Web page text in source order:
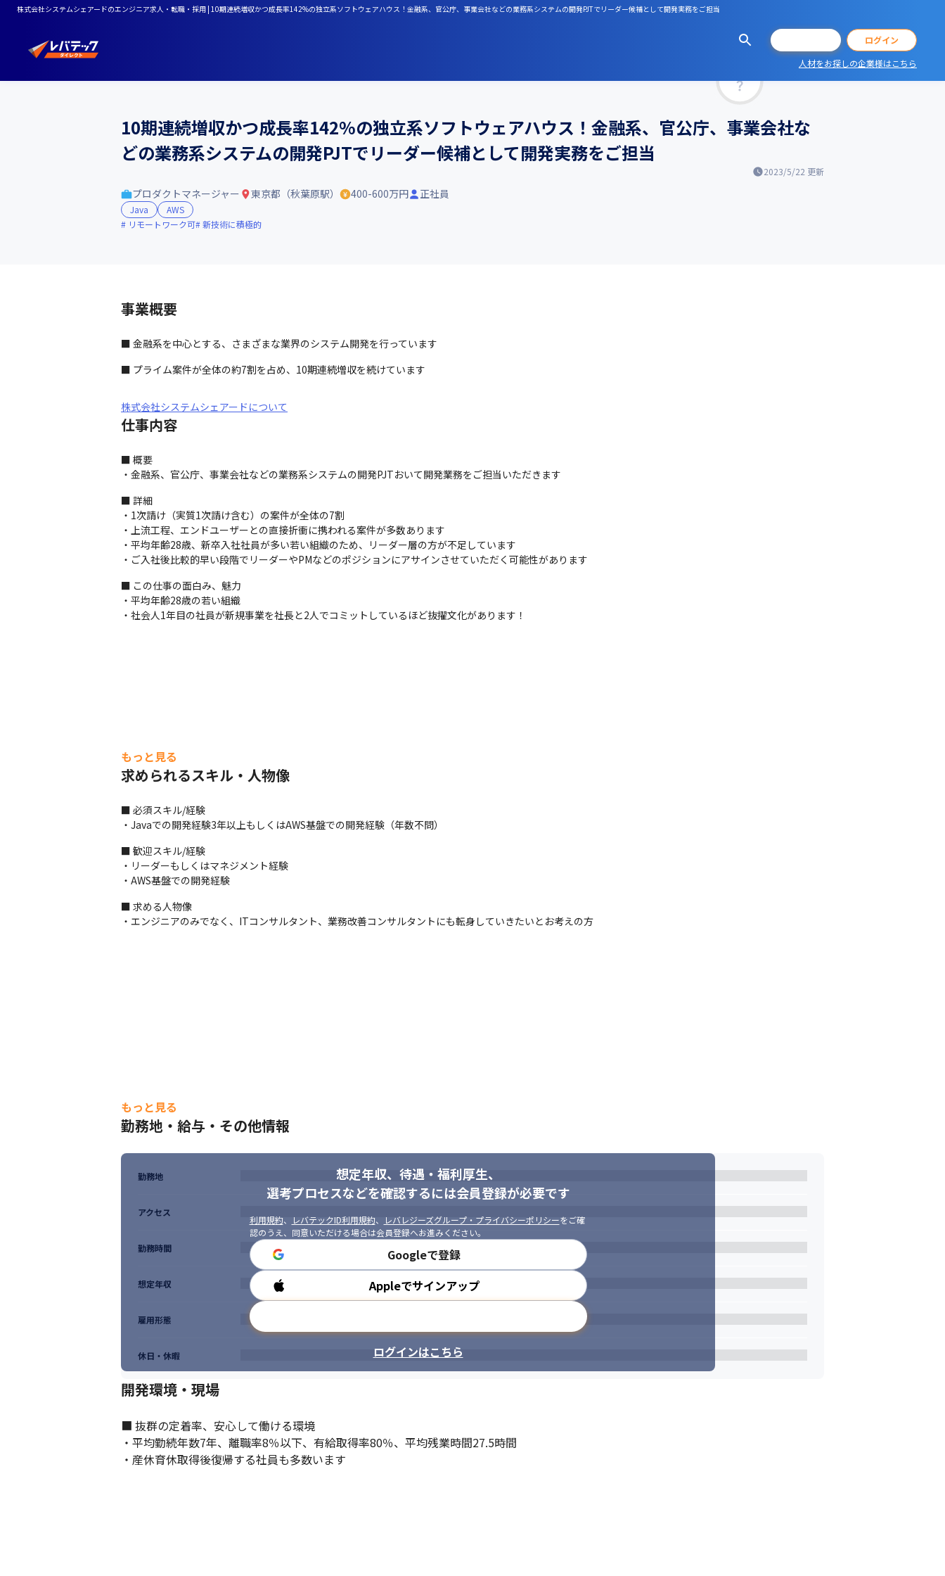
株式会社システムシェアードのエンジニア求人・転職・採用 | 10期連続増収かつ成長率142%の独立系ソフトウェアハウス！金融系、官公庁、事業会社などの業務系システムの開発PJTでリーダー候補として開発実務をご担当
ログイン
人材をお探しの企業様はこちら
10期連続増収かつ成長率142%の独立系ソフトウェアハウス！金融系、官公庁、事業会社な
どの業務系システムの開発PJTでリーダー候補として開発実務をご担当
2023/5/22 更新
プロダクトマネージャー 東京都（秋葉原駅） 400-600万円 正社員
Java
AWS
リモートワーク可 新技術に積極的
事業概要
■ 金融系を中心とする、さまざまな業界のシステム開発を行っています
■ プライム案件が全体の約7割を占め、10期連続増収を続けています
株式会社システムシェアードについて
仕事内容
■ 概要
・金融系、官公庁、事業会社などの業務系システムの開発PJTおいて開発業務をご担当いただきます
■ 詳細
・1次請け（実質1次請け含む）の案件が全体の7割
・上流工程、エンドユーザーとの直接折衝に携われる案件が多数あります
・平均年齢28歳、新卒入社社員が多い若い組織のため、リーダー層の方が不足しています
・ご入社後比較的早い段階でリーダーやPMなどのポジションにアサインさせていただく可能性があります
■ この仕事の面白み、魅力
・平均年齢28歳の若い組織
・社会人1年目の社員が新規事業を社長と2人でコミットしているほど抜擢文化があります！
もっと見る
求められるスキル・人物像
■ 必須スキル/経験
・Javaでの開発経験3年以上もしくはAWS基盤での開発経験（年数不問）
■ 歓迎スキル/経験
・リーダーもしくはマネジメント経験
・AWS基盤での開発経験
■ 求める人物像
・エンジニアのみでなく、ITコンサルタント、業務改善コンサルタントにも転身していきたいとお考えの方
もっと見る
勤務地・給与・その他情報
想定年収、待遇・福利厚生、
選考プロセスなどを確認するには会員登録が必要です
利用規約、 レバテックID利用規約、 レバレジーズグループ・プライバシーポリシーをご確
認のうえ、同意いただける場合は会員登録へお進みください。
Googleで登録
Appleでサインアップ
ログインはこちら
勤務地
アクセス
勤務時間
想定年収
雇用形態
休日・休暇
開発環境・現場
■ 抜群の定着率、安心して働ける環境
・平均勤続年数7年、離職率8％以下、有給取得率80％、平均残業時間27.5時間
・産休育休取得後復帰する社員も多数います